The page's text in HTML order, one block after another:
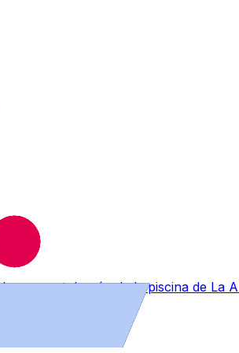
por un tobogán de la piscina de La